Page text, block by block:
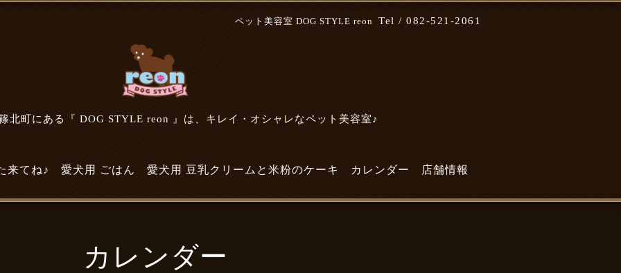
Tel / 082-521-2061
ペット美容室 DOG STYLE reon
北町にある『 DOG STYLE reon 』は、キレイ・オシャレなペット美容室♪
来てね♪ 愛犬用 ごはん 愛犬用 豆乳クリームと米粉のケーキ カレンダー 店舗情報
カレンダー